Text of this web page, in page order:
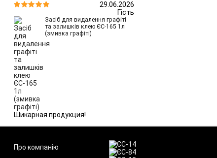


29.06.2026
Гість
Засіб для видалення графіті
та залишків клею ЄС-165 1л
(змивка графіті)
Шикарная продукция!
Про компанію